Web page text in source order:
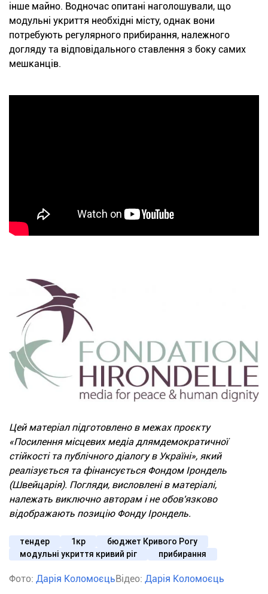
інше майно. Водночас опитані наголошували, що
модульні укриття необхідні місту, однак вони
потребують регулярного прибирання, належного
догляду та відповідального ставлення з боку самих
мешканців.
Цей матеріал підготовлено в межах проєкту
«Посилення місцевих медіа длямдемократичної
стійкості та публічного діалогу в Україні», який
реалізується та фінансується Фондом Ірондель
(Швейцарія). Погляди, висловлені в матеріалі,
належать виключно авторам і не обов'язково
відображають позицію Фонду Ірондель.
тендер 1кр
бюджет Кривого Рогу
модульні укриття кривий ріг
прибирання
Фото: Дарія Коломоєць Відео: Дарія Коломоєць